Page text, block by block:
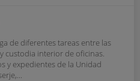
de diferentes tareas entre las
custodia interior de oficinas.
y expedientes de la Unidad